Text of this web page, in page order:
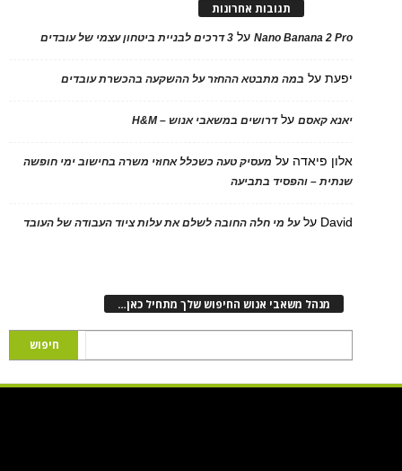
תגובות אחרונות
Nano Banana 2 Proעל 3 דרכים לבניית ביטחון עצמי של עובדים
יפעתעל במה מתבטא ההחזר על ההשקעה בהכשרת עובדים
יאנא קאסםעלדרושים במשאבי אנוש – H&M
אלון פיאדה על מעסיק טעה כשכלל אחוזי משרה בחישוב ימי חופשה
שנתית – והפסיד בתביעה
David עלעל מי חלה החובה לשלם את עלות ציוד העבודה של העובד
מנהל משאבי אנוש החיפוש שלך מתחיל כאן…